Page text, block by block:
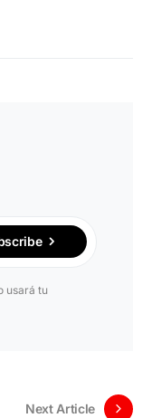
usará tu
Next Article